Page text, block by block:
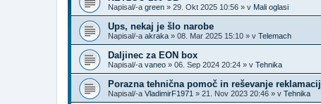
Napisal/-a green » 29. Okt 2025 10:56 » v Mali oglasi
Ups, nekaj je šlo narobe
Napisal/-a akraka » 08. Mar 2025 15:10 » v Telemach
Daljinec za EON box
Napisal/-a vaneo » 06. Sep 2024 20:24 » v Tehnika
Porazna tehnična pomoč in reševanje reklamacij
Napisal/-a VladimirF1971 » 21. Nov 2023 20:46 » v Tehnika